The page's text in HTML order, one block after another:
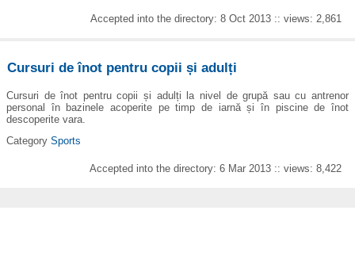
Accepted into the directory: 8 Oct 2013 :: views: 2,861
Cursuri de înot pentru copii și adulți
Cursuri de înot pentru copii și adulți la nivel de grupă sau cu antrenor
personal în bazinele acoperite pe timp de iarnă și în piscine de înot
descoperite vara.
Category Sports
Accepted into the directory: 6 Mar 2013 :: views: 8,422